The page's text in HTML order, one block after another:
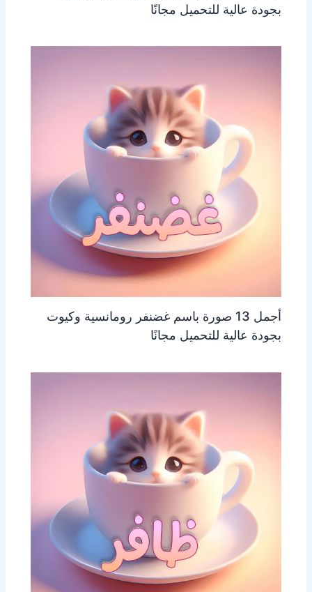
بجودة عالية للتحميل مجانًا
أجمل 13 صورة باسم غضنفر رومانسية وكيوت
بجودة عالية للتحميل مجانًا